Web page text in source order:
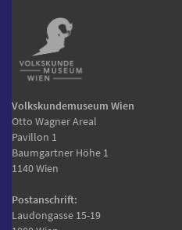
Volkskundemuseum Wien
Otto Wagner Areal
Pavillon 1
Baumgartner Höhe 1
1140 Wien
Postanschrift:
Laudongasse 15-19